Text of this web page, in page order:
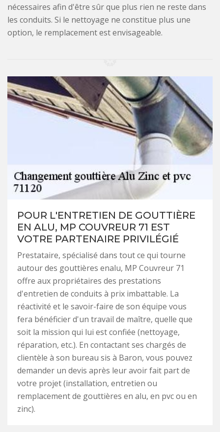
nécessaires afin d'être sûr que plus rien ne reste dans
les conduits. Si le nettoyage ne constitue plus une
option, le remplacement est envisageable.
POUR L'ENTRETIEN DE GOUTTIÈRE
EN ALU, MP COUVREUR 71 EST
VOTRE PARTENAIRE PRIVILÉGIÉ
Prestataire, spécialisé dans tout ce qui tourne
autour des gouttières enalu, MP Couvreur 71
offre aux propriétaires des prestations
d'entretien de conduits à prix imbattable. La
réactivité et le savoir-faire de son équipe vous
fera bénéficier d'un travail de maître, quelle que
soit la mission qui lui est confiée (nettoyage,
réparation, etc.). En contactant ses chargés de
clientèle à son bureau sis à Baron, vous pouvez
demander un devis après leur avoir fait part de
votre projet (installation, entretien ou
remplacement de gouttières en alu, en pvc ou en
zinc).